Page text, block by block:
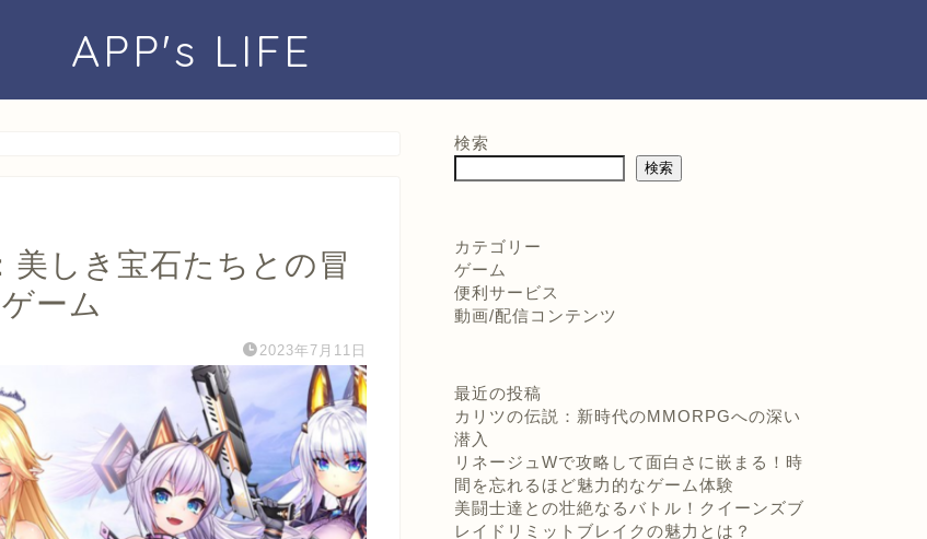
APP's LIFE
美しき宝石たちとの冒
ーム
2023年7月11日
検索
検索
カテゴリー
ゲーム
便利サービス
動画/配信コンテンツ
最近の投稿
カリツの伝説：新時代のMMORPGへの深い
潜入
リネージュWで攻略して面白さに嵌まる！時
間を忘れるほど魅力的なゲーム体験
美闘士達との壮絶なるバトル！クイーンズブ
レイドリミットブレイクの魅力とは？